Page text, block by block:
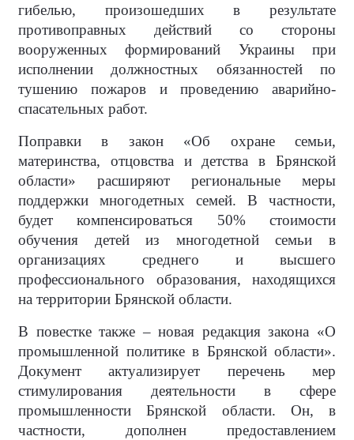
гибелью, произошедших в результате
противоправных действий со стороны
вооруженных формирований Украины при
исполнении должностных обязанностей по
тушению пожаров и проведению аварийно-
спасательных работ.
Поправки в закон «Об охране семьи,
материнства, отцовства и детства в Брянской
области» расширяют региональные меры
поддержки многодетных семей. В частности,
будет компенсироваться 50% стоимости
обучения детей из многодетной семьи в
организациях среднего и высшего
профессионального образования, находящихся
на территории Брянской области.
В повестке также – новая редакция закона «О
промышленной политике в Брянской области».
Документ актуализирует перечень мер
стимулирования деятельности в сфере
промышленности Брянской области. Он, в
частности, дополнен предоставлением